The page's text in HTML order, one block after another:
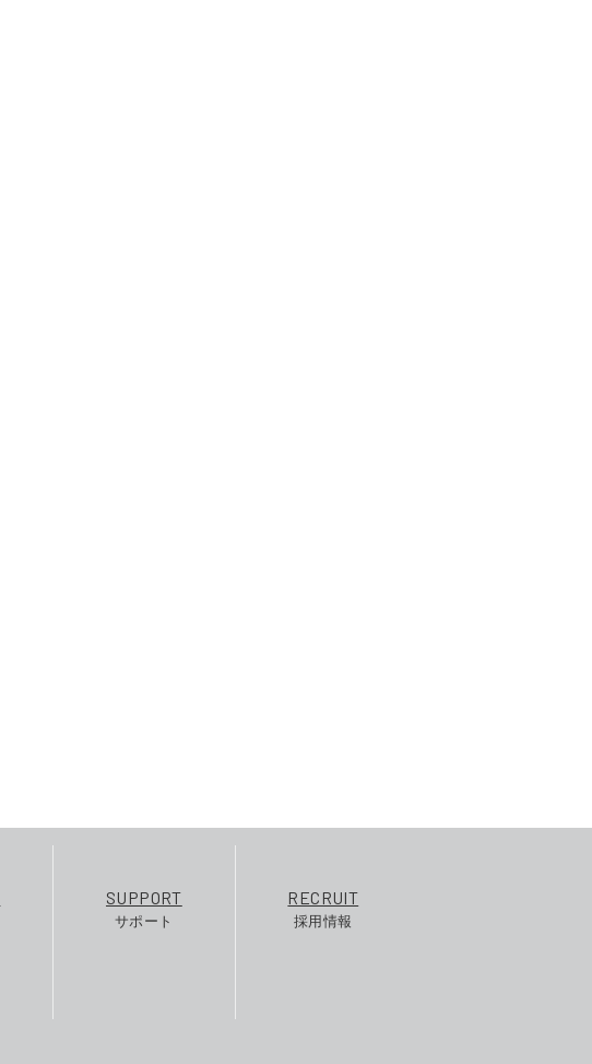
SUPPORT
サポート
RECRUIT
採用情報